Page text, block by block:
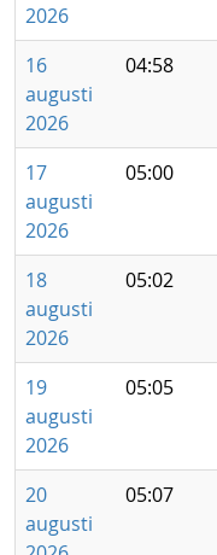
2026
16
augusti
2026
04:58
17
augusti
2026
05:00
18
augusti
2026
05:02
19
augusti
2026
05:05
20
augusti
05:07